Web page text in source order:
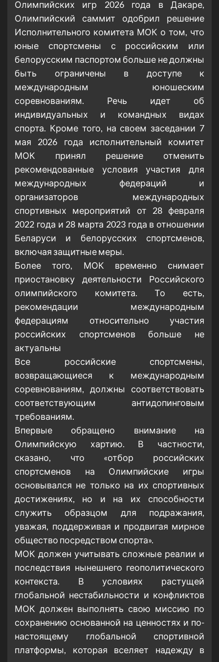
Олимпийских игр 2026 года в Дакаре,
Олимпийский саммит одобрил решение
Исполнительного комитета МОК о том, что
юные спортсмены с российским или
белорусским паспортом больше не должны
быть ограничены в доступе к
международным юношеским
соревнованиям. Речь идет об
индивидуальных и командных видах
спорта. Кроме того, на своем заседании 7
мая 2026 года исполнительный комитет
МОК принял решение отменить
рекомендованные условия участия для
международных федераций и
организаторов международных
спортивных мероприятий от 28 февраля
2022 года и 28 марта 2023 года в отношении
Беларуси и белорусских спортсменов,
включая защитные меры.
Более того, МОК временно снимает
приостановку деятельности Российского
олимпийского комитета. То есть,
рекомендации международным
федерациям относительно участия
российских спортсменов больше не
актуальны
Все российские спортсмены,
возвращающиеся к международным
соревнованиям, должны соответствовать
соответствующим антидопинговым
требованиям.
Впервые обращено внимание на
Олимпийскую хартию. В частности,
сказано, что «отбор российских
спортсменов на Олимпийские игры
основывался не только на их спортивных
достижениях, но и на их способности
служить образцом для подражания,
уважая, поддерживая и продвигая мирное
общество посредством спорта».
МОК должен учитывать сложные реалии и
последствия нынешнего геополитического
контекста. В условиях растущей
глобальной нестабильности и конфликтов
МОК должен выполнять свою миссию по
сохранению основанной на ценностях и по-
настоящему глобальной спортивной
платформы, которая вселяет надежду в